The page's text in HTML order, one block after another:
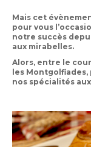
Mais cet
pour vous
notre succès
aux mirabelles.
Alors, entre le
les Montgolfiades,
nos spécialités